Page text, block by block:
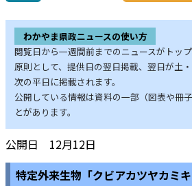
わかやま県政ニュースの使い方
閲覧日から一週間前までのニュースがトッ
原則として、提供日の翌日掲載、翌日が土
次の平日に掲載されます。
公開している情報は資料の一部（図表や冊
とがあります。
公開日 12月12日
特定外来生物「クビアカツヤカミ